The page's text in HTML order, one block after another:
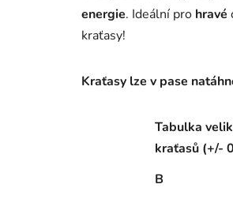
energie. Ideální pro hravé
kraťasy!
Kraťasy lze v pase
Tabulka
kraťasů (+/-
B